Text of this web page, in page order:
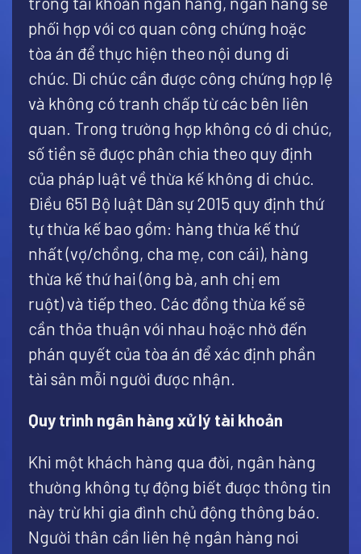
phối hợp với cơ quan công chứng hoặc
tòa án để thực hiện theo nội dung di
chúc. Di chúc cần được công chứng hợp lệ
và không có tranh chấp từ các bên liên
quan. Trong trường hợp không có di chúc,
số tiền sẽ được phân chia theo quy định
của pháp luật về thừa kế không di chúc.
Điều 651 Bộ luật Dân sự 2015 quy định thứ
tự thừa kế bao gồm: hàng thừa kế thứ
nhất (vợ/chồng, cha mẹ, con cái), hàng
thừa kế thứ hai (ông bà, anh chị em
ruột) và tiếp theo. Các đồng thừa kế sẽ
cần thỏa thuận với nhau hoặc nhờ đến
phán quyết của tòa án để xác định phần
tài sản mỗi người được nhận.
Quy trình ngân hàng xử lý tài khoản
Khi một khách hàng qua đời, ngân hàng
thường không tự động biết được thông tin
này trừ khi gia đình chủ động thông báo.
Người thân cần liên hệ ngân hàng nơi